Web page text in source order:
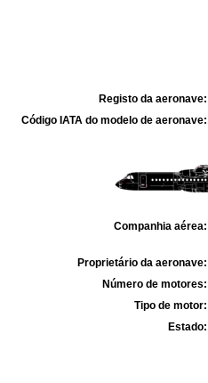
Registo da aeronave:
Código IATA do modelo de aeronave:
Companhia aérea:
Proprietário da aeronave:
Número de motores:
Tipo de motor:
Estado: